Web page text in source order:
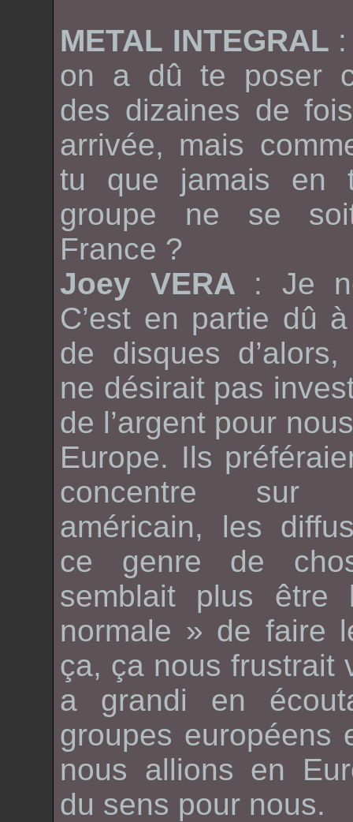
METAL INTEGRAL
on a dû te poser
des dizaines de
arrivée, mais
tu que jamais en
groupe ne se
France ?
Joey VERA : Je
C’est en partie dû
de disques
ne désirait pas
de l’argent pour
Europe. Ils
concentre sur
américain, les
ce genre de
semblait plus être
normale » de faire
ça, ça nous
a grandi en
groupes européens
nous allions en
du sens pour nous.